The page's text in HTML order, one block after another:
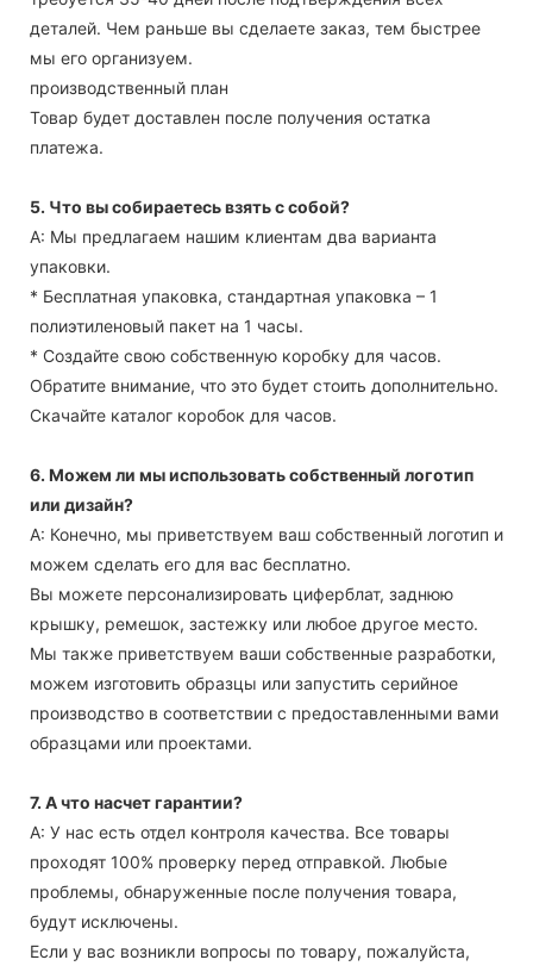
деталей. Чем раньше вы сделаете заказ, тем быстрее
мы его организуем.
производственный план
Товар будет доставлен после получения остатка
платежа.
5. Что вы собираетесь взять с собой?
А: Мы предлагаем нашим клиентам два варианта
упаковки.
* Бесплатная упаковка, стандартная упаковка – 1
полиэтиленовый пакет на 1 часы.
* Создайте свою собственную коробку для часов.
Обратите внимание, что это будет стоить дополнительно.
Скачайте каталог коробок для часов.
6. Можем ли мы использовать собственный логотип
или дизайн?
А: Конечно, мы приветствуем ваш собственный логотип и
можем сделать его для вас бесплатно.
Вы можете персонализировать циферблат, заднюю
крышку, ремешок, застежку или любое другое место.
Мы также приветствуем ваши собственные разработки,
можем изготовить образцы или запустить серийное
производство в соответствии с предоставленными вами
образцами или проектами.
7. А что насчет гарантии?
А: У нас есть отдел контроля качества. Все товары
проходят 100% проверку перед отправкой. Любые
проблемы, обнаруженные после получения товара,
будут исключены.
Если у вас возникли вопросы по товару, пожалуйста,